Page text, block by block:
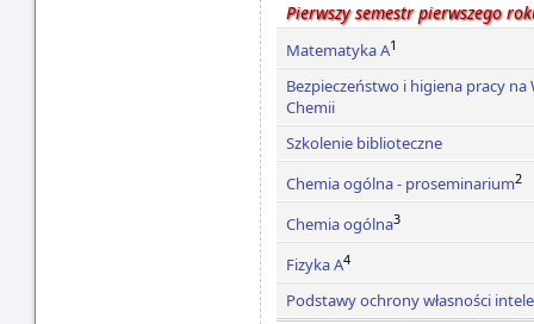
Pierwszy semestr pierwszego
Matematyka A1
Bezpieczeństwo i higiena pracy na
Chemii
Szkolenie biblioteczne
Chemia ogólna - proseminarium2
Chemia ogólna3
Fizyka A4
Podstawy ochrony własności